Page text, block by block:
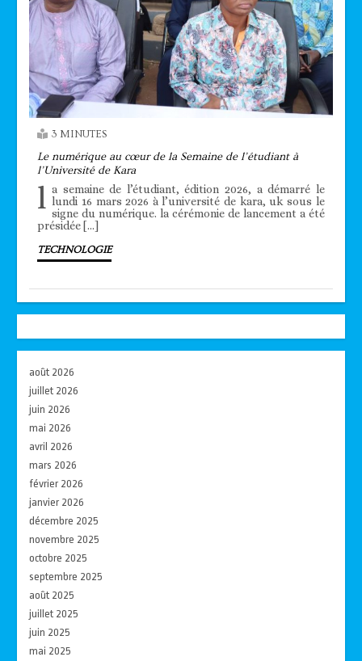
3 MINUTES
Le numérique au cœur de la Semaine de l’étudiant à
l’Université de Kara
l a semaine de l’étudiant, édition 2026, a démarré le
lundi 16 mars 2026 à l’université de kara, uk sous le
signe du numérique. la cérémonie de lancement a été
présidée […]
TECHNOLOGIE
août 2026
juillet 2026
juin 2026
mai 2026
avril 2026
mars 2026
février 2026
janvier 2026
décembre 2025
novembre 2025
octobre 2025
septembre 2025
août 2025
juillet 2025
juin 2025
mai 2025